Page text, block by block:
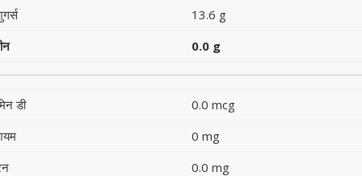
13.6 g
0.0 g
डी 0.0 mcg
0 mg
0.0 mg